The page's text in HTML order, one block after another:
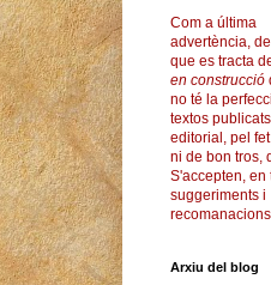
Com a última
advertència,
que es tracta
en construcció
no té la
textos
editorial, pel
ni de bon tros,
S'accepten, en
suggeriments i
Arxiu del blog